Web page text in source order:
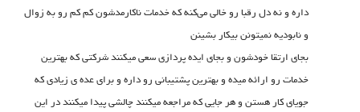
داره و نه دل رقبا رو خالی می‌کنه که خدمات ناکارمدشون کم کم رو به زوال
و نابودیه نمیتونن بیکار بشینن
بجای ارتقا خودشون و بجای ایده پردازی سعی میکنند شرکتی که بهترین
خدمات رو ارائه میده و بهترین پشتیبانی رو داره و برای عده ی زیادی که
جویای کار هستن و هر جایی که مراجعه میکنند چالشی پیدا میکنند در این